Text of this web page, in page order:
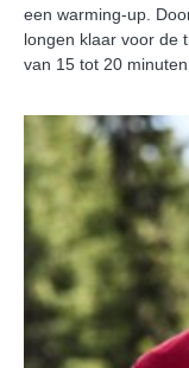
een warming-up.
longen klaar voor de
van 15 tot 20